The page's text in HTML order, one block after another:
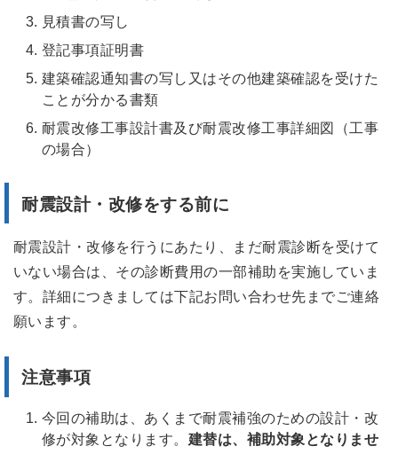
見積書の写し
登記事項証明書
建築確認通知書の写し又はその他建築確認を受けた
ことが分かる書類
耐震改修工事設計書及び耐震改修工事詳細図（工事
の場合）
耐震設計・改修をする前に
耐震設計・改修を行うにあたり、まだ耐震診断を受けて
いない場合は、その診断費用の一部補助を実施していま
す。詳細につきましては下記お問い合わせ先までご連絡
願います。
注意事項
今回の補助は、あくまで耐震補強のための設計・改
修が対象となります。 建替は、補助対象となりませ